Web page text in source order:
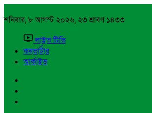
শনিবার, ৮ আগস্ট ২০২৬, ২৩ শ্রাবণ ১৪৩৩
লাইভ টিভি
কনভার্টার
আর্কাইভ